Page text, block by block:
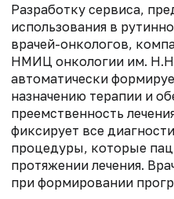
Разработку сервиса,
использования в
врачей-онкологов,
НМИЦ онкологии им.
автоматически
назначению терапии и
преемственность
фиксирует все
процедуры, которые
протяжении лечения.
при формировании